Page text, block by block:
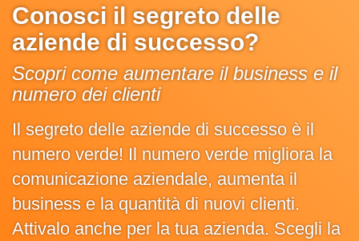
Conosci il segreto delle
aziende di successo?
Scopri come aumentare il business e il
numero dei clienti
Il segreto delle aziende di successo è il
numero verde! Il numero verde migliora la
comunicazione aziendale, aumenta il
business e la quantità di nuovi clienti.
Attivalo anche per la tua azienda. Scegli la